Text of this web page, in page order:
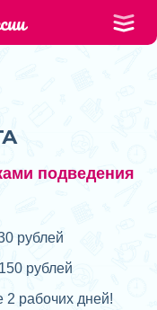
подведения
рублей
рублей
рабочих дней!